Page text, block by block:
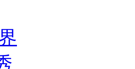
”
速倒车逃窜